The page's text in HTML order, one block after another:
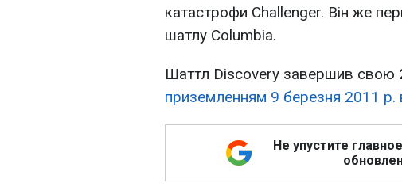
катастрофи Challenger. Він же
шатлу Columbia.
Шаттл Discovery завершив свою
приземленням 9 березня 2011
Не упустите